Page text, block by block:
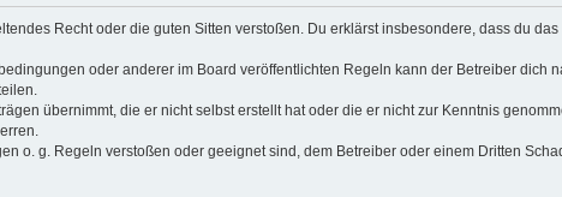
Recht oder die guten Sitten verstoßen. Du erklärst insbesondere, dass du
oder anderer im Board veröffentlichten Regeln kann der Betreiber dich
übernimmt, die er nicht selbst erstellt hat oder die er nicht zur Kenntnis
o. g. Regeln verstoßen oder geeignet sind, dem Betreiber oder einem Dritten